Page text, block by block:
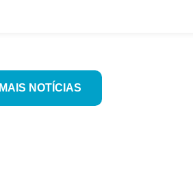
MAIS NOTÍCIAS